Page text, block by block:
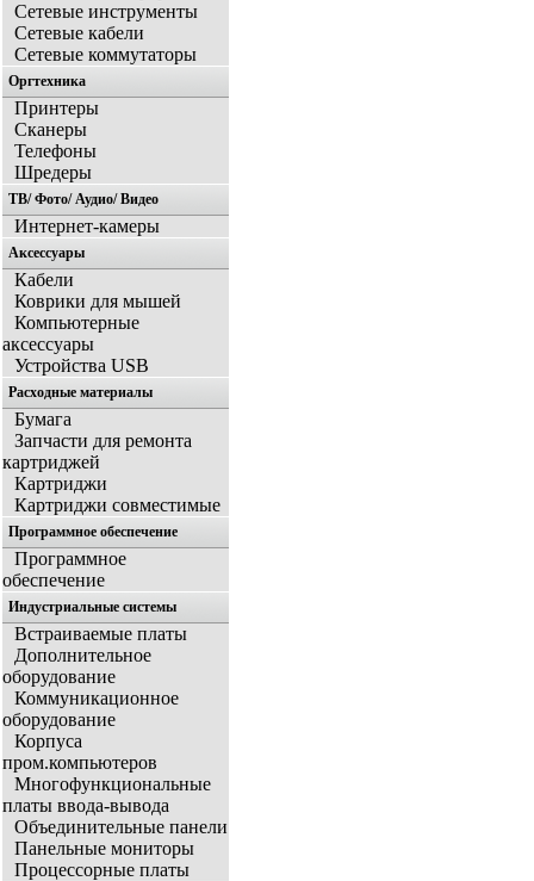
Сетевые инструменты
Сетевые кабели
Сетевые коммутаторы
Оргтехника
Принтеры
Сканеры
Телефоны
Шредеры
ТВ/ Фото/ Аудио/ Видео
Интернет-камеры
Аксессуары
Кабели
Коврики для мышей
Компьютерные
аксессуары
Устройства USB
Расходные материалы
Бумага
Запчасти для ремонта
картриджей
Картриджи
Картриджи совместимые
Программное обеспечение
Программное
обеспечение
Индустриальные системы
Встраиваемые платы
Дополнительное
оборудование
Коммуникационное
оборудование
Корпуса
пром.компьютеров
Многофункциональные
платы ввода-вывода
Объединительные панели
Панельные мониторы
Процессорные платы